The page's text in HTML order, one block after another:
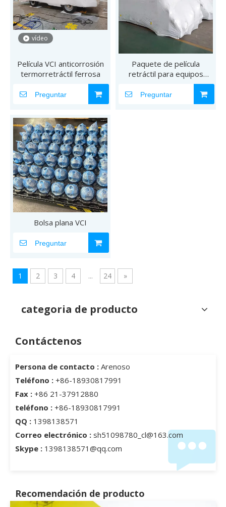
vídeo
Película VCI anticorrosión
termorretráctil ferrosa
Preguntar
Paquete de película
retráctil para equipos
Preguntar
Bolsa plana VCI
Preguntar
1 2 3 4 ... 24 »
categoria de producto
Contáctenos
Persona de contacto : Arenoso
Teléfono : +86-18930817991
Fax : +86 21-37912880
teléfono : +86-18930817991
QQ : 1398138571
Correo electrónico : sh51098780_cl@163.com
Skype : 1398138571@qq.com
Recomendación de producto